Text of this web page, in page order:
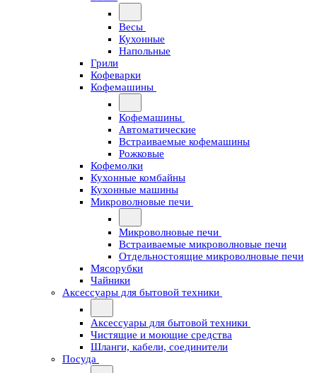
Весы
Кухонные
Напольные
Грили
Кофеварки
Кофемашины
Кофемашины
Автоматические
Встраиваемые кофемашины
Рожковые
Кофемолки
Кухонные комбайны
Кухонные машины
Микроволновые печи
Микроволновые печи
Встраиваемые микроволновые печи
Отдельностоящие микроволновые печи
Мясорубки
Чайники
Аксессуары для бытовой техники
Аксессуары для бытовой техники
Чистящие и моющие средства
Шланги, кабели, соединители
Посуда